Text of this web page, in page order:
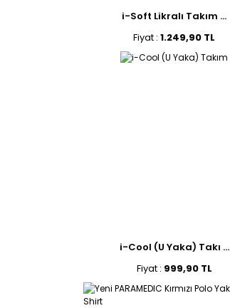
i-Soft Likralı Takım ...
Fiyat : 1.249,90 TL
i-Cool (U Yaka) Takı ...
Fiyat : 999,90 TL